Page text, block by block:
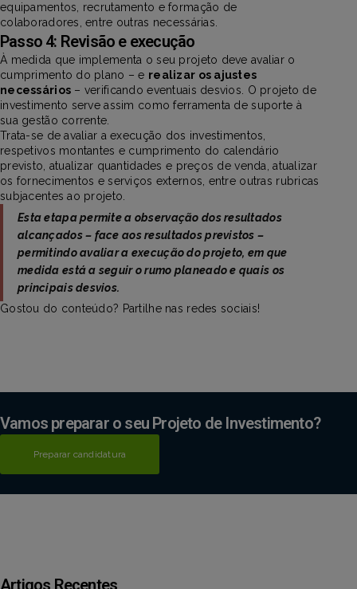
equipamentos, recrutamento e formação de
colaboradores, entre outras necessárias.
Passo 4: Revisão e execução
À medida que implementa o seu projeto deve avaliar o
cumprimento do plano – e realizar os ajustes
necessários – verificando eventuais desvios. O projeto de
investimento serve assim como ferramenta de suporte à
sua gestão corrente.
Trata-se de avaliar a execução dos investimentos,
respetivos montantes e cumprimento do calendário
previsto, atualizar quantidades e preços de venda, atualizar
os fornecimentos e serviços externos, entre outras rubricas
subjacentes ao projeto.
Esta etapa permite a observação dos resultados
alcançados – face aos resultados previstos –
permitindo avaliar a execução do projeto, em que
medida está a seguir o rumo planeado e quais os
principais desvios.
Gostou do conteúdo? Partilhe nas redes sociais!
Vamos preparar o seu Projeto de Investimento?
Preparar candidatura